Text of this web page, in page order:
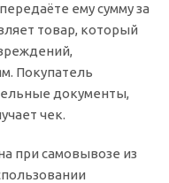
ему сумму за
товар, который
Покупатель
документы,
чек.
при самовывозе из